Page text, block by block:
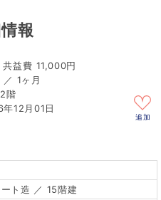
報
11,000円
1ヶ月
階
12月01日
追加
ト造 ／ 15階建